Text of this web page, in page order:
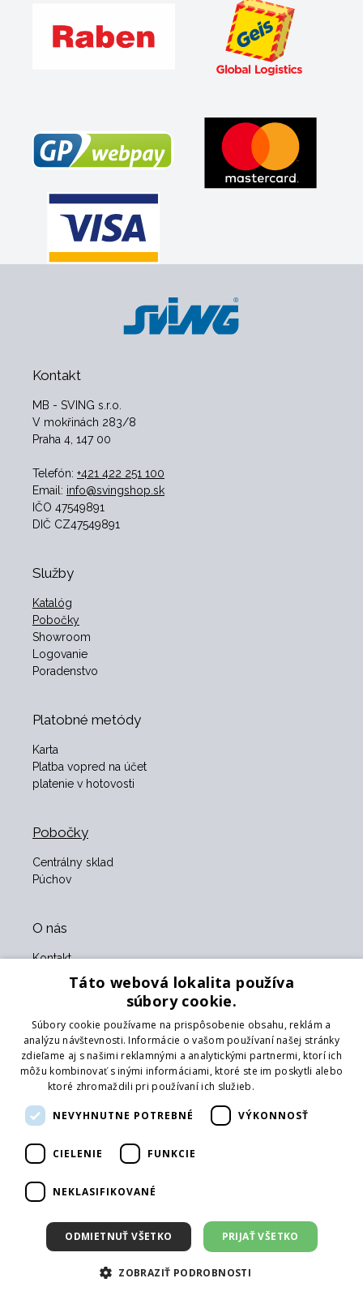
Kontakt
MB - SVING s.r.o.
V mokřinách 283/8
Praha 4, 147 00
Telefón: +421 422 251 100
Email: info@svingshop.sk
IČO 47549891
DIČ CZ47549891
Služby
Katalóg
Pobočky
Showroom
Logovanie
Poradenstvo
Platobné metódy
Karta
Platba vopred na účet
platenie v hotovosti
Pobočky
Centrálny sklad
Púchov
O nás
Kontakt
Obchodné podmienky
Naši partneri
Formulár na vrátenie tovaru
Vrátenie tovaru
Doprava
Sledujte nás
Prihlásiť mailing
Táto webová lokalita používa
súbory cookie.
Súbory cookie používame na prispôsobenie obsahu, reklám a
analýzu návštevnosti. Informácie o vašom používaní našej stránky
zdieľame aj s našimi reklamnými a analytickými partnermi, ktorí ich
môžu kombinovať s inými informáciami, ktoré ste im poskytli alebo
ktoré zhromaždili pri používaní ich služieb.
NEVYHNUTNE POTREBNÉ VÝKONNOSŤ
CIELENIE FUNKCIE
NEKLASIFIKOVANÉ
PRIJAŤ VŠETKO
ODMIETNUŤ VŠETKO
ZOBRAZIŤ PODROBNOSTI